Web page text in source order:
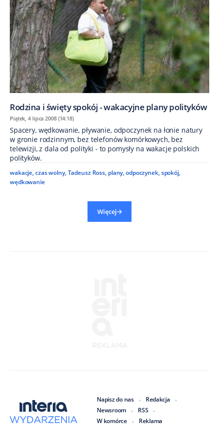
Rodzina i święty spokój - wakacyjne plany polityków
Piątek, 4 lipca 2008 (14:18)
Spacery, wędkowanie, pływanie, odpoczynek na łonie natury
w gronie rodzinnym, bez telefonów komórkowych, bez
telewizji, z dala od polityki - to pomysły na wakacje polskich
polityków.
wakacje,czas wolny,Tadeusz Ross, plany,odpoczynek,spokój,
wędkowanie
Więcej
Napisz do nas
Redakcja
Newsroom
RSS
W komórce
Reklama